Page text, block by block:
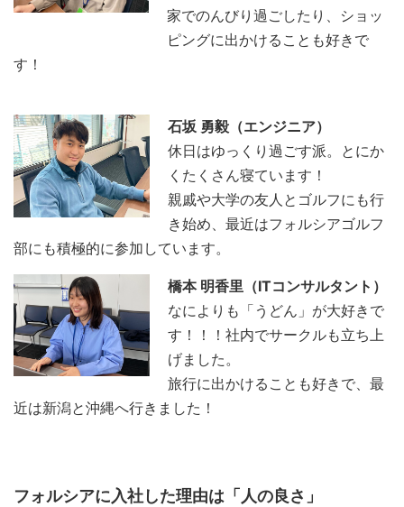
家でのんびり過ごしたり、ショッ
ピングに出かけることも好きで
す！
石坂 勇毅（エンジニア）
休日はゆっくり過ごす派。とにか
くたくさん寝ています！
親戚や大学の友人とゴルフにも行
き始め、最近はフォルシアゴルフ
部にも積極的に参加しています。
橋本 明香里（ITコンサルタント）
なによりも「うどん」が大好きで
す！！！社内でサークルも立ち上
げました。
旅行に出かけることも好きで、最
近は新潟と沖縄へ行きました！
フォルシアに入社した理由は「人の良さ」